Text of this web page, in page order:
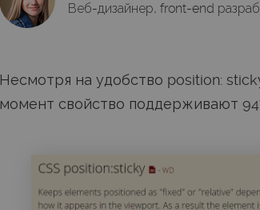
Веб-дизайнер, front-end
Несмотря на удобство position:
момент свойство поддерживают